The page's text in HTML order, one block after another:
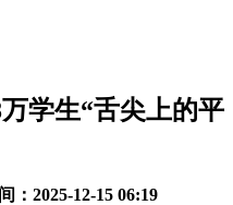
学生“舌尖上的平
： 2025-12-15 06:19